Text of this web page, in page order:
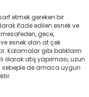
sarf etmek gereken bir
ifade edilen esnek ve
gece,
esnek olan at çek
Kalamalar gibi balıkların
atış yapılması, uzun
sebeple de amaca uygun